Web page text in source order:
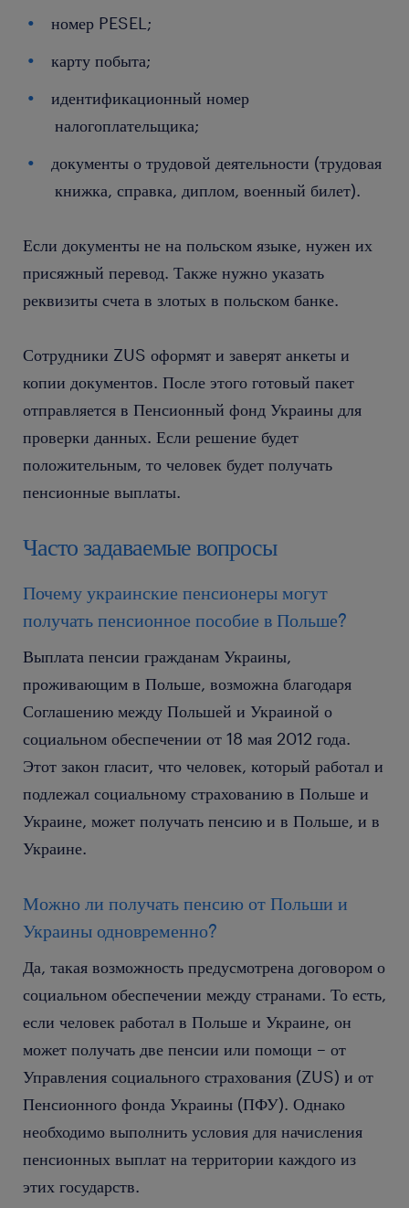
номер PESEL;
карту побыта;
идентификационный номер
налогоплательщика;
документы о трудовой деятельности (трудовая
книжка, справка, диплом, военный билет).
Если документы не на польском языке, нужен их
присяжный перевод. Также нужно указать
реквизиты счета в злотых в польском банке.
Сотрудники ZUS оформят и заверят анкеты и
копии документов. После этого готовый пакет
отправляется в Пенсионный фонд Украины для
проверки данных. Если решение будет
положительным, то человек будет получать
пенсионные выплаты.
Часто задаваемые вопросы
Почему украинские пенсионеры могут
получать пенсионное пособие в Польше?
Выплата пенсии гражданам Украины,
проживающим в Польше, возможна благодаря
Соглашению между Польшей и Украиной о
социальном обеспечении от 18 мая 2012 года.
Этот закон гласит, что человек, который работал и
подлежал социальному страхованию в Польше и
Украине, может получать пенсию и в Польше, и в
Украине.
Можно ли получать пенсию от Польши и
Украины одновременно?
Да, такая возможность предусмотрена договором о
социальном обеспечении между странами. То есть,
если человек работал в Польше и Украине, он
может получать две пенсии или помощи – от
Управления социального страхования (ZUS) и от
Пенсионного фонда Украины (ПФУ). Однако
необходимо выполнить условия для начисления
пенсионных выплат на территории каждого из
этих государств.